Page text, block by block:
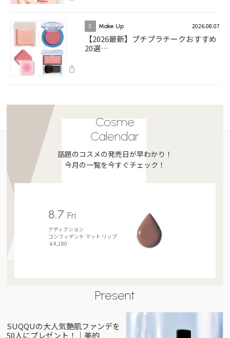
5 Make Up 2026.08.07
【2026最新】プチプラチークおすすめ
20選…
Cosme
Calendar
話題のコスメの発売日が早わかり！
今月の一覧を今すぐチェック！
8.7Fri
アディクション
コンフィデント マット リップ
￥4,180
Present
SUQQUの大人気艶肌ファンデを
50人にプレゼント！｜美的